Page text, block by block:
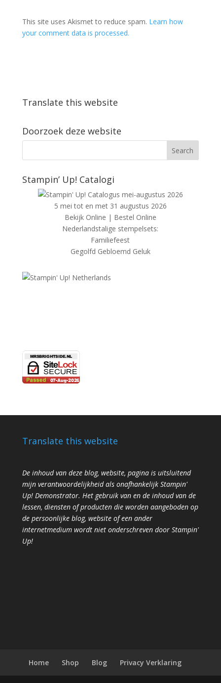
This site uses Akismet to reduce spam. Learn how
your comment data is processed.
Translate this website
Doorzoek deze website
Stampin’ Up! Catalogi
5 mei tot en met 31 augustus 2026
Bekijk Online | Bestel Online
Nederlandstalige stempelsets:
Familiefeest
Gegolfd Gebloemd Geluk
Translate this website
De inhoud van deze blog, website, pagina is uitsluitend
mijn verantwoordelijkheid als onafhankelijk Stampin'
Up! Demonstrator. Het gebruik van en de inhoud van de
lessen, diensten of producten die worden aangeboden op
de persoonlijke blog, website of een ander
internetmedium wordt niet onderschreven door Stampin'
Up!
Home Shop Blog Privacy Verklaring